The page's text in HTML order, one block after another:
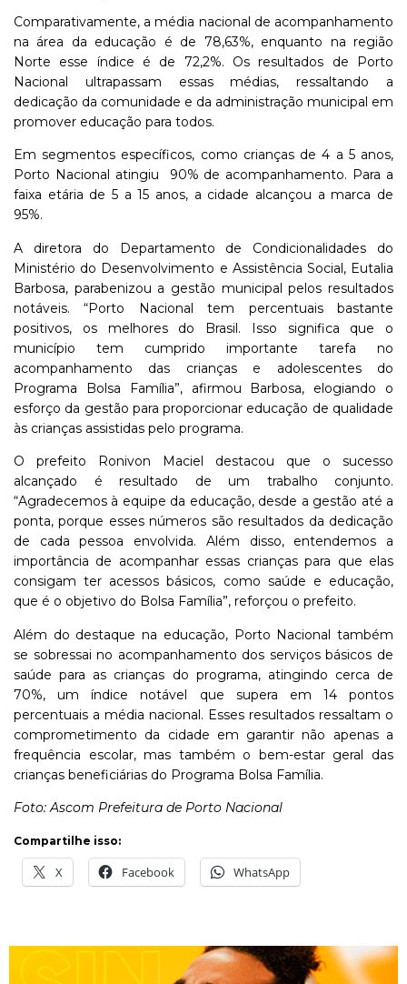
Comparativamente, a média nacional de acompanhamento
na área da educação é de 78,63%, enquanto na região
Norte esse índice é de 72,2%. Os resultados de Porto
Nacional ultrapassam essas médias, ressaltando a
dedicação da comunidade e da administração municipal em
promover educação para todos.
Em segmentos específicos, como crianças de 4 a 5 anos,
Porto Nacional atingiu 90% de acompanhamento. Para a
faixa etária de 5 a 15 anos, a cidade alcançou a marca de
95%.
A diretora do Departamento de Condicionalidades do
Ministério do Desenvolvimento e Assistência Social, Eutalia
Barbosa, parabenizou a gestão municipal pelos resultados
notáveis. “Porto Nacional tem percentuais bastante
positivos, os melhores do Brasil. Isso significa que o
município tem cumprido importante tarefa no
acompanhamento das crianças e adolescentes do
Programa Bolsa Família”, afirmou Barbosa, elogiando o
esforço da gestão para proporcionar educação de qualidade
às crianças assistidas pelo programa.
O prefeito Ronivon Maciel destacou que o sucesso
alcançado é resultado de um trabalho conjunto.
“Agradecemos à equipe da educação, desde a gestão até a
ponta, porque esses números são resultados da dedicação
de cada pessoa envolvida. Além disso, entendemos a
importância de acompanhar essas crianças para que elas
consigam ter acessos básicos, como saúde e educação,
que é o objetivo do Bolsa Família”, reforçou o prefeito.
Além do destaque na educação, Porto Nacional também
se sobressai no acompanhamento dos serviços básicos de
saúde para as crianças do programa, atingindo cerca de
70%, um índice notável que supera em 14 pontos
percentuais a média nacional. Esses resultados ressaltam o
comprometimento da cidade em garantir não apenas a
frequência escolar, mas também o bem-estar geral das
crianças beneficiárias do Programa Bolsa Família.
Foto: Ascom Prefeitura de Porto Nacional
Compartilhe isso:
X Facebook WhatsApp